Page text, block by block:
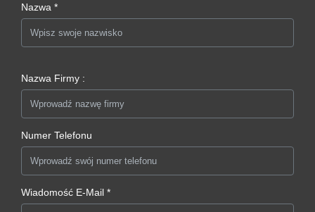
Nazwa *
Nazwa Firmy :
Numer Telefonu
Wiadomość E-Mail *